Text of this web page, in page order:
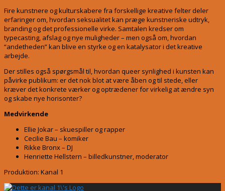
Fire kunstnere og kulturskabere fra forskellige kreative felter deler
erfaringer om, hvordan seksualitet kan præge kunstneriske udtryk,
branding og det professionelle virke. Samtalen kredser om
typecasting, afslag og nye muligheder – men også om, hvordan
“andetheden” kan blive en styrke og en katalysator i det kreative
arbejde.
Der stilles også spørgsmål til, hvordan queer synlighed i kunsten kan
påvirke publikum: er det nok blot at være åben og til stede, eller
kræver det konkrete værker og optrædener for virkelig at ændre syn
og skabe nye horisonter?
Medvirkende
Ellie Jokar – skuespiller og rapper
Cecilie Bau – komiker
Rikke Bronx – DJ
Henriette Hellstern – billedkunstner, moderator
Produktion: Kanal 1